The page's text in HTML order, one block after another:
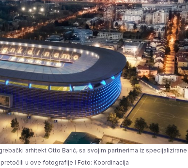
arhitekt Otto Barić, sa svojim partnerima iz specijalizirane
u ove fotografije I Foto: Koordinacija